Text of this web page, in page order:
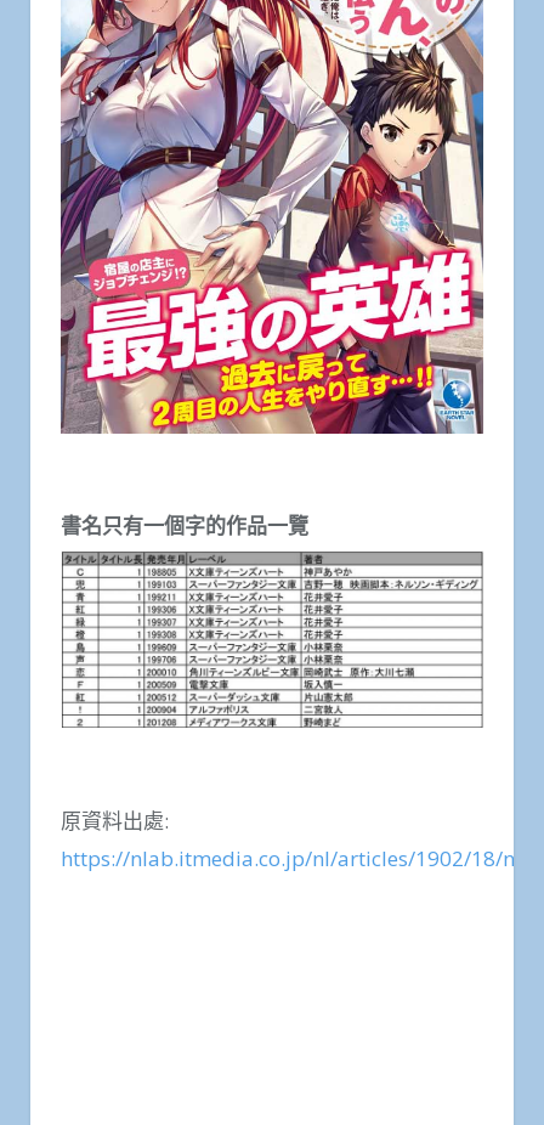
書名只有一個字的作品一覽
原資料出處:
https://nlab.itmedia.co.jp/nl/articles/1902/18/